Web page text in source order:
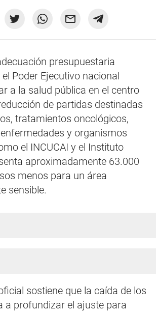
presupuestaria
Poder Ejecutivo nacional
a la salud pública en el centro
de partidas destinadas
tratamientos oncológicos,
y organismos
el INCUCAI y el Instituto
aproximadamente 63.000
menos para un área
sensible.
sostiene que la caída de los
a profundizar el ajuste para